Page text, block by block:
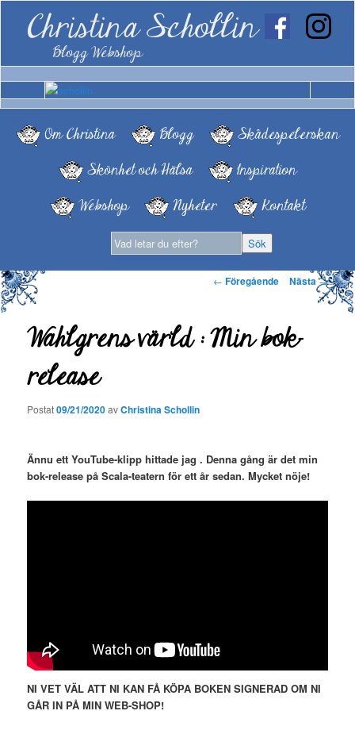
Christina Schollin
Blogg Webshop
Om Christina Blogg
Skådespelerskan
Skönhet och Hälsa
Inspiration
Webshop
Nyheter Kontakt
Inläggsnavigering
← Föregående Nästa→
Wahlgrens värld : Min bok-
release
Postat09/21/2020avChristina Schollin
Ännu ett YouTube-klipp hittade jag . Denna gång är det min
bok-release på Scala-teatern för ett år sedan. Mycket nöje!
NI VET VÄL ATT NI KAN FÅ KÖPA BOKEN SIGNERAD OM NI
GÅR IN PÅ MIN WEB-SHOP!